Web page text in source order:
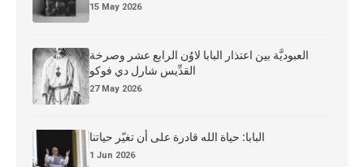
15 May 2026
العبوديَّة بين اعتذار البابا لاوُن الرابع عشر وصرخة
القدِّيس شارل دي فوكو
27 May 2026
البابا: حياة الله قادرة على أن تغيّر حياتنا
1 Jun 2026